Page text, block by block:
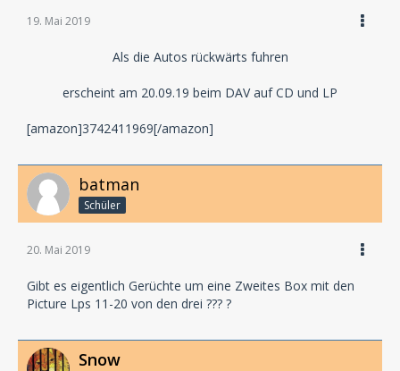
19. Mai 2019
Als die Autos rückwärts fuhren
erscheint am 20.09.19 beim DAV auf CD und LP
[amazon]3742411969[/amazon]
batman
Schüler
20. Mai 2019
Gibt es eigentlich Gerüchte um eine Zweites Box mit den
Picture Lps 11-20 von den drei ??? ?
Snow